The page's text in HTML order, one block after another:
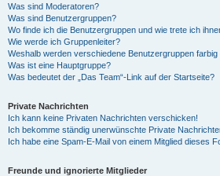
Was sind Moderatoren?
Was sind Benutzergruppen?
Wo finde ich die Benutzergruppen und wie trete ich
Wie werde ich Gruppenleiter?
Weshalb werden verschiedene Benutzergruppen farbig
Was ist eine Hauptgruppe?
Was bedeutet der „Das Team“-Link auf der Startseite?
Private Nachrichten
Ich kann keine Privaten Nachrichten verschicken!
Ich bekomme ständig unerwünschte Private
Ich habe eine Spam-E-Mail von einem Mitglied dieses
Freunde und ignorierte Mitglieder